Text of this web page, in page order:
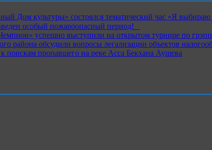
Дом культуры» состоялся тематический час «Я
особый пожароопасный период!⁣⁣⠀
успешно выступили на открытом турнире по
района обсудили вопросы легализации объектов
пропавшего на реке Асса Бекхана Аушева